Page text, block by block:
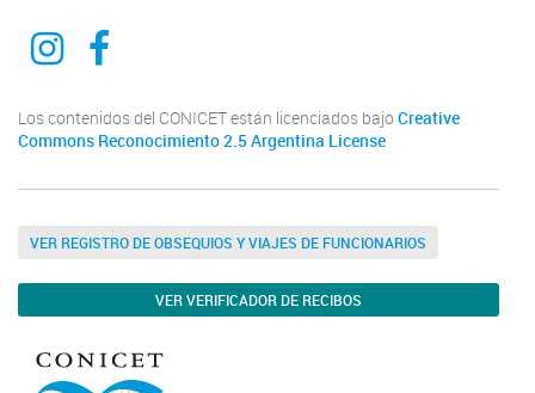
Ciencia del derecho y del revesCiencia del derecho y del reves
Los contenidos del CONICET están licenciados bajo Creative
Commons Reconocimiento 2.5 Argentina License
VER REGISTRO DE OBSEQUIOS Y VIAJES DE FUNCIONARIOS
VER VERIFICADOR DE RECIBOS